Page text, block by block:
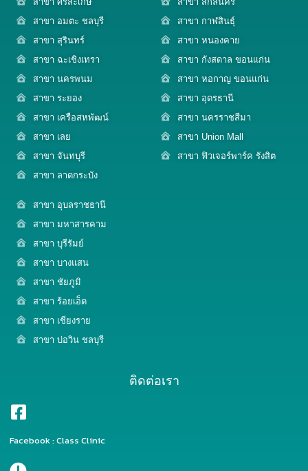
สาขา อมตะ ชลบุรี
สาขา สุรินทร์
สาขา ฉะเชิงเทรา
สาขา นครพนม
สาขา ระยอง
สาขา เครือสหพัฒน์
สาขา เลย
สาขา จันทบุรี
สาขา ลาดกระบัง
สาขา กาฬสินธุ์
สาขา หนองคาย
สาขา กังสดาล ขอนแก่น
สาขา หอกาญ ขอนแก่น
สาขา อุดรธานี
สาขา นครราชสีมา
สาขา Union Mall
สาขา ฟิวเจอร์พาร์ค รังสิต
สาขา อุบลราชธานี
สาขา มหาสารคาม
สาขา บุรีรัมย์
สาขา บางแสน
สาขา ชัยภูมิ
สาขา ร้อยเอ็ด
สาขา เชียงราย
สาขา บ่อวิน ชลบุรี
ติดต่อเรา
Facebook : Class Clinic